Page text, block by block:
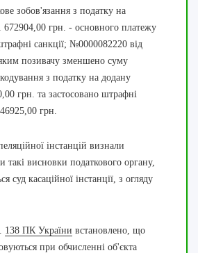
зобов'язання з податку на
672904,00 грн. - основного платежу
санкції; №0000082220 від
позивачу зменшено суму
з податку на додану
грн. та застосовано штрафні
грн.
інстанцій визнали
такі висновки податкового органу,
суд касаційної інстанції, з огляду
138 ПК України встановлено, що
при обчисленні об'єкта